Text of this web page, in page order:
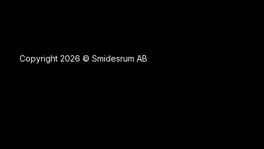
Copyright 2026 © Smidesrum AB